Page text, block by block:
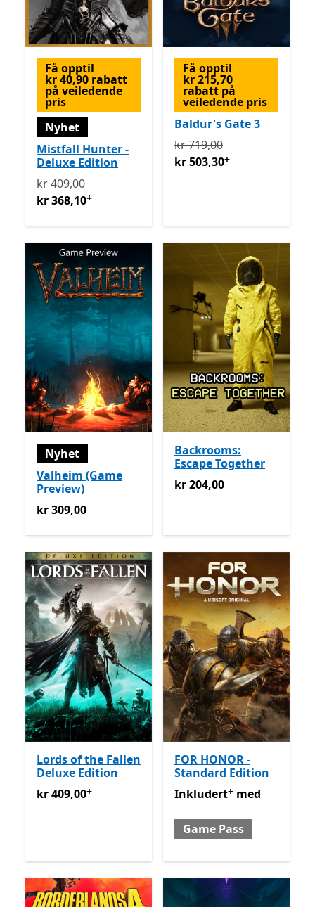
Få opptil
kr 40,90 rabatt
på veiledende
pris
Nyhet
Mistfall Hunter -
Deluxe Edition
Opprinnelig kr 409,00 nå kr 368,10
kr 409,00
kr 368,10+
Få opptil
kr 215,70
rabatt på
veiledende pris
Baldur's Gate 3
Opprinnelig kr 719,00 nå
kr 719,00
kr 503,30+
Nyhet
Valheim (Game
Preview)
kr 309,00
kr 309,00
Backrooms:
Escape Together
kr 204,00
kr 204,00
Lords of the Fallen
Deluxe Edition
kr 409,00Tilbyr kjøp i appen
kr 409,00+
FOR HONOR -
Standard Edition
Inkludert med Game Pass
Inkludert+ med
Game Pass